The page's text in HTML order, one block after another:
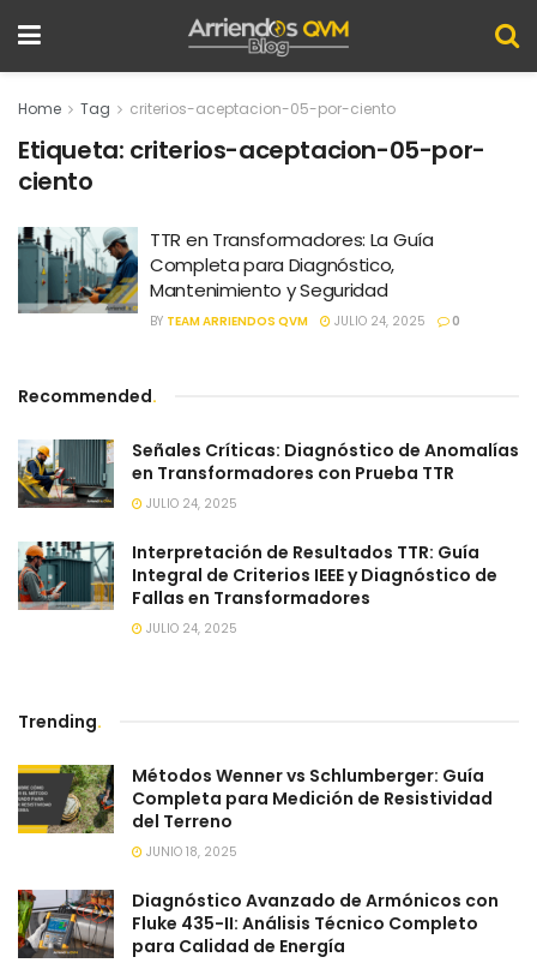
Home Tag criterios-aceptacion-05-por-ciento
Etiqueta: criterios-aceptacion-05-por-
ciento
TTR en Transformadores: La Guía
Completa para Diagnóstico,
Mantenimiento y Seguridad
BY TEAM ARRIENDOS QVM JULIO 24, 2025 0
Recommended.
Señales Críticas: Diagnóstico de Anomalías
en Transformadores con Prueba TTR
JULIO 24, 2025
Interpretación de Resultados TTR: Guía
Integral de Criterios IEEE y Diagnóstico de
Fallas en Transformadores
JULIO 24, 2025
Trending.
Métodos Wenner vs Schlumberger: Guía
Completa para Medición de Resistividad
del Terreno
JUNIO 18, 2025
Diagnóstico Avanzado de Armónicos con
Fluke 435-II: Análisis Técnico Completo
para Calidad de Energía